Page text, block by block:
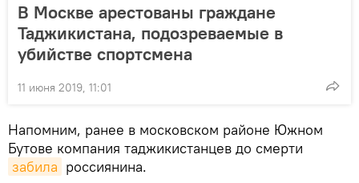
В Москве арестованы граждане
Таджикистана, подозреваемые в
убийстве спортсмена
11 июня 2019, 11:01
Напомним, ранее в московском районе Южном
Бутове компания таджикистанцев до смерти
забила россиянина.